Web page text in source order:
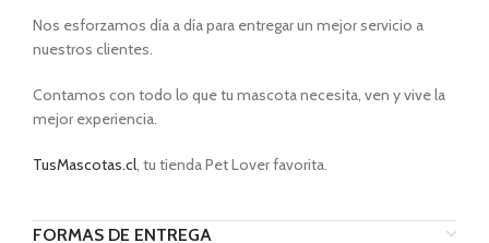
Nos esforzamos día a día para entregar un mejor servicio a
nuestros clientes.
Contamos con todo lo que tu mascota necesita, ven y vive la
mejor experiencia.
TusMascotas.cl, tu tienda Pet Lover favorita.
FORMAS DE ENTREGA